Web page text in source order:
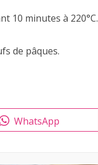
10 minutes à 220°C.
de pâques.
WhatsApp